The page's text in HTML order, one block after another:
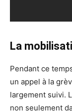
La
Pendant ce
un appel à la
largement suivi.
non seulement